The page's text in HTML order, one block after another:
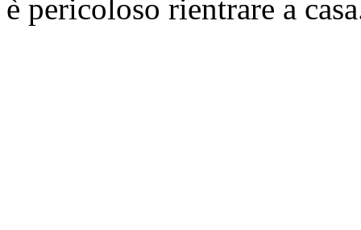
è pericoloso rientrare a